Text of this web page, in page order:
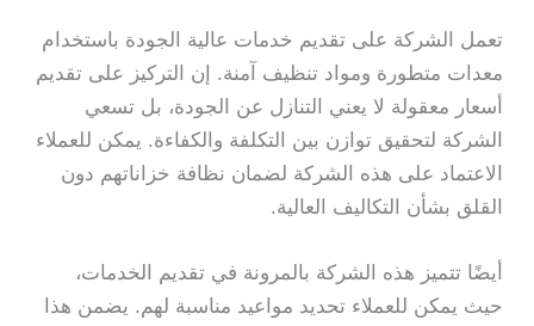
تعمل الشركة على تقديم خدمات عالية الجودة باستخدام
معدات متطورة ومواد تنظيف آمنة. إن التركيز على تقديم
أسعار معقولة لا يعني التنازل عن الجودة، بل تسعي
الشركة لتحقيق توازن بين التكلفة والكفاءة. يمكن للعملاء
الاعتماد على هذه الشركة لضمان نظافة خزاناتهم دون
القلق بشأن التكاليف العالية.
أيضًا تتميز هذه الشركة بالمرونة في تقديم الخدمات،
حيث يمكن للعملاء تحديد مواعيد مناسبة لهم. يضمن هذا